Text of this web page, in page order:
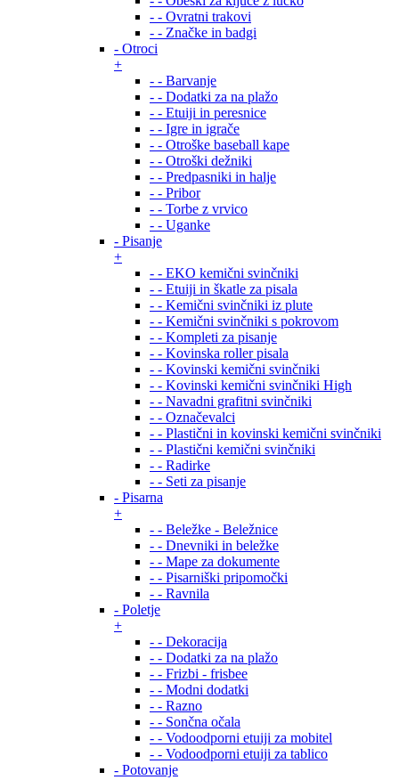
- - Ovratni trakovi
- - Značke in badgi
- Otroci
+
- - Barvanje
- - Dodatki za na plažo
- - Etuiji in peresnice
- - Igre in igrače
- - Otroške baseball kape
- - Otroški dežniki
- - Predpasniki in halje
- - Pribor
- - Torbe z vrvico
- - Uganke
- Pisanje
+
- - EKO kemični svinčniki
- - Etuiji in škatle za pisala
- - Kemični svinčniki iz plute
- - Kemični svinčniki s pokrovom
- - Kompleti za pisanje
- - Kovinska roller pisala
- - Kovinski kemični svinčniki
- - Kovinski kemični svinčniki High
- - Navadni grafitni svinčniki
- - Označevalci
- - Plastični in kovinski kemični svinčniki
- - Plastični kemični svinčniki
- - Radirke
- - Seti za pisanje
- Pisarna
+
- - Beležke - Beležnice
- - Dnevniki in beležke
- - Mape za dokumente
- - Pisarniški pripomočki
- - Ravnila
- Poletje
+
- - Dekoracija
- - Dodatki za na plažo
- - Frizbi - frisbee
- - Modni dodatki
- - Razno
- - Sončna očala
- - Vodoodporni etuiji za mobitel
- - Vodoodporni etuiji za tablico
- Potovanje